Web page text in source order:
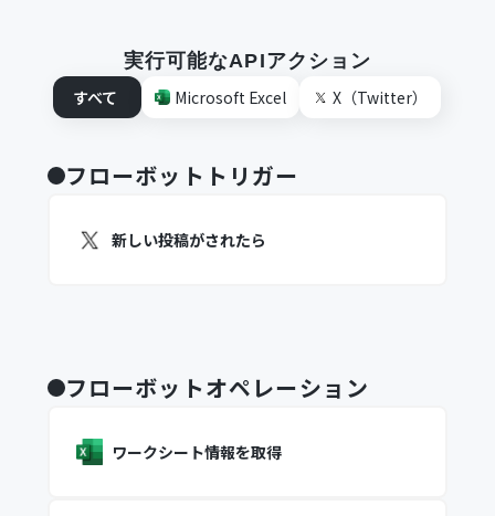
実行可能なAPIアクション
すべて
Microsoft Excel X（Twitter）
フローボットトリガー
新しい投稿がされたら
フローボットオペレーション
ワークシート情報を取得